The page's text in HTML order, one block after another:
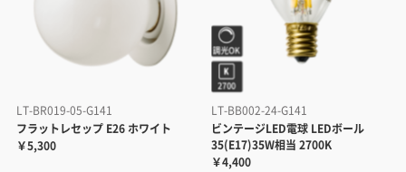
LT-BR019-05-G141
フラットレセップ E26 ホワイト
￥5,300
LT-BB002-24-G141
ビンテージLED電球 LEDボール
35(E17)35W相当 2700K
￥4,400